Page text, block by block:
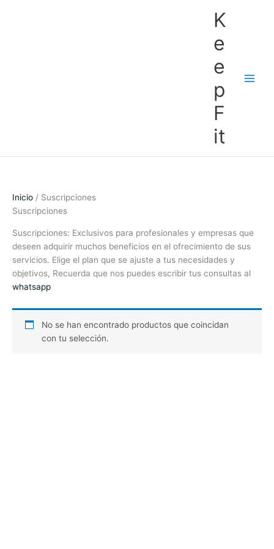
K
e
e
p
F
it
Inicio / Suscripciones
Suscripciones
Suscripciones: Exclusivos para profesionales y empresas que
deseen adquirir muchos beneficios en el ofrecimiento de sus
servicios. Elige el plan que se ajuste a tus necesidades y
objetivos, Recuerda que nos puedes escribir tus consultas al
whatsapp
No se han encontrado productos que coincidan
con tu selección.